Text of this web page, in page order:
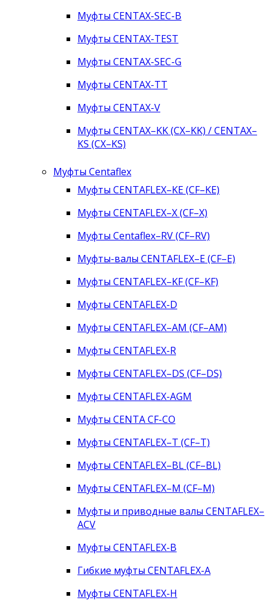
Муфты CENTAX-SEC-B
Муфты CENTAX-TEST
Муфты CENTAX-SEC-G
Муфты CENTAX-TT
Муфты CENTAX-V
Муфты CENTAX–KK (CX–KK) / CENTAX–
KS (CX–KS)
Муфты Centaflex
Муфты CENTAFLEX–KE (CF–KE)
Муфты CENTAFLEX–X (CF–X)
Муфты Centaflex–RV (CF–RV)
Муфты-валы CENTAFLEX–E (CF–E)
Муфты CENTAFLEX–KF (CF–KF)
Муфты CENTAFLEX-D
Муфты CENTAFLEX–AM (CF–AM)
Муфты CENTAFLEX-R
Муфты CENTAFLEX–DS (CF–DS)
Муфты CENTAFLEX-AGM
Муфты CENTA CF-CO
Муфты CENTAFLEX–T (CF–T)
Муфты CENTAFLEX–BL (CF–BL)
Муфты CENTAFLEX–M (CF–M)
Муфты и приводные валы CENTAFLEX–
ACV
Муфты CENTAFLEX-B
Гибкие муфты CENTAFLEX-A
Муфты CENTAFLEX-H